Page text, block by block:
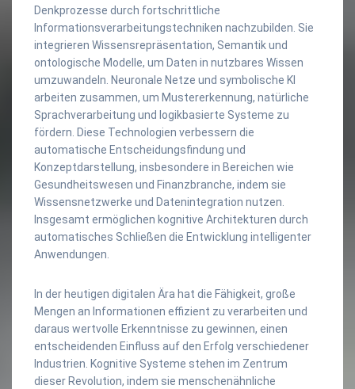
Denkprozesse durch fortschrittliche
Informationsverarbeitungstechniken nachzubilden. Sie
integrieren Wissensrepräsentation, Semantik und
ontologische Modelle, um Daten in nutzbares Wissen
umzuwandeln. Neuronale Netze und symbolische KI
arbeiten zusammen, um Mustererkennung, natürliche
Sprachverarbeitung und logikbasierte Systeme zu
fördern. Diese Technologien verbessern die
automatische Entscheidungsfindung und
Konzeptdarstellung, insbesondere in Bereichen wie
Gesundheitswesen und Finanzbranche, indem sie
Wissensnetzwerke und Datenintegration nutzen.
Insgesamt ermöglichen kognitive Architekturen durch
automatisches Schließen die Entwicklung intelligenter
Anwendungen.
In der heutigen digitalen Ära hat die Fähigkeit, große
Mengen an Informationen effizient zu verarbeiten und
daraus wertvolle Erkenntnisse zu gewinnen, einen
entscheidenden Einfluss auf den Erfolg verschiedener
Industrien. Kognitive Systeme stehen im Zentrum
dieser Revolution, indem sie menschenähnliche